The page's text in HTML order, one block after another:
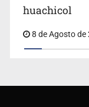
huachicol
8 de Agosto de